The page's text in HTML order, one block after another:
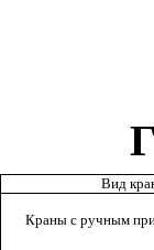
Вид
Краны с ручным